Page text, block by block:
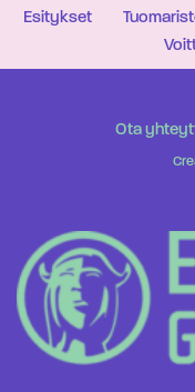
Esitykset
Ota